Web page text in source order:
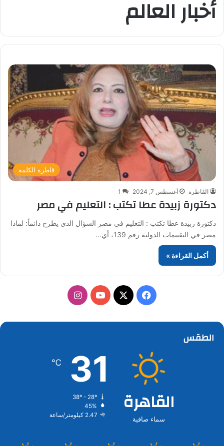
أخبار العالم
قاطرة الكلمة
القاطرة أغسطس 7, 2024 1
دكتورة زبيدة عطا تكتب : التعليم في مصر
دكتورة زبيدة عطا تكتب : التعليم في مصر السؤال الذي يطرح دائماً: لماذا
مصر في التقييمات الدولية رقم 139، أي…
أكمل القراءة »
فيسبوك
‫X
‫YouTubeانستقرام
الطقس
القاهرة
سماء صافية
31
℃
45%
2.47 كيلومتر/ساعة